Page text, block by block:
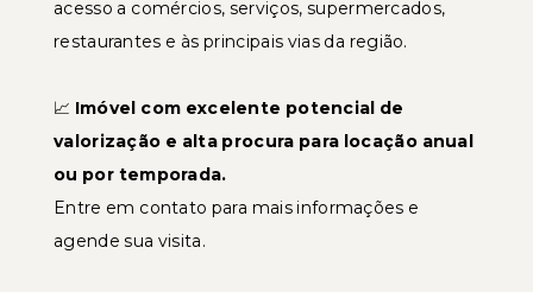
acesso a comércios, serviços, supermercados,
restaurantes e às principais vias da região.
📈 Imóvel com excelente potencial de
valorização e alta procura para locação anual
ou por temporada.
Entre em contato para mais informações e
agende sua visita.